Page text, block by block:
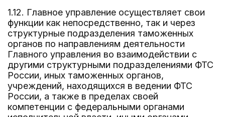
1.12. Главное управление осуществляет свои
функции как непосредственно, так и через
структурные подразделения таможенных
органов по направлениям деятельности
Главного управления во взаимодействии с
другими структурными подразделениями ФТС
России, иных таможенных органов,
учреждений, находящихся в ведении ФТС
России, а также в пределах своей
компетенции с федеральными органами